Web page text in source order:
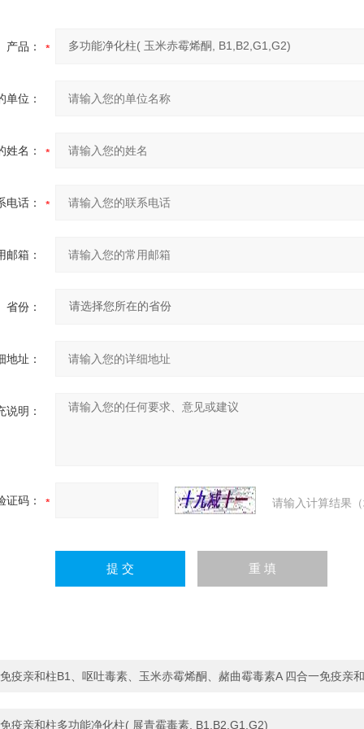
产品：
单位：
姓名：
电话：
邮箱：
省份：
地址：
说明：
证码： 请输入计算结果
免疫亲和柱B1、呕吐毒素、玉米赤霉烯酮、赭曲霉毒素A 四合一免疫亲
免疫亲和柱多功能净化柱( 展青霉毒素, B1,B2,G1,G2)